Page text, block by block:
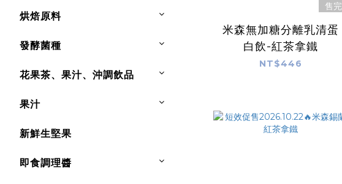
烘焙原料
發酵菌種
花果茶、果汁、沖調飲品
果汁
新鮮生堅果
即食調理醬
售完
米森無加糖分離乳清蛋
白飲-紅茶拿鐵
NT$446